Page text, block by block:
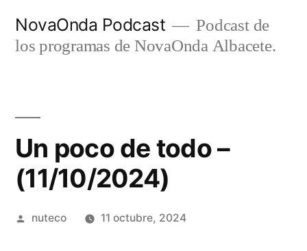
NovaOnda Podcast
Podcast de
los programas de NovaOnda Albacete.
Un poco de todo –
(11/10/2024)
Publicada
nuteco 11 octubre, 2024